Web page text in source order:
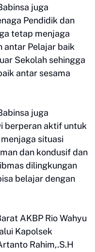
juga
Pendidik dan
tetap menjaga
antar Pelajar baik
Sekolah sehingga
antar sesama
juga
berperan aktif untuk
situasi
dan kondusif dan
dilingkungan
belajar dengan
AKBP Rio Wahyu
Kapolsek
Rahim,.S.H